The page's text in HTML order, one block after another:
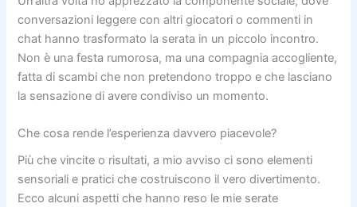
conversazioni leggere con altri giocatori o commenti in
chat hanno trasformato la serata in un piccolo incontro.
Non è una festa rumorosa, ma una compagnia accogliente,
fatta di scambi che non pretendono troppo e che lasciano
la sensazione di avere condiviso un momento.
Che cosa rende l’esperienza davvero piacevole?
Più che vincite o risultati, a mio avviso ci sono elementi
sensoriali e pratici che costruiscono il vero divertimento.
Ecco alcuni aspetti che hanno reso le mie serate